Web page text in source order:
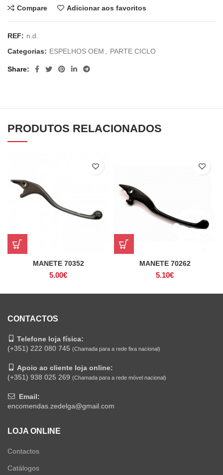
Compare Adicionar aos favoritos
REF: n.d.
Categorias: ESPELHOS OEM PARTE CICLO
Share
PRODUTOS RELACIONADOS
MANETE 70352
5.00€
MANETE 70262
5.10€
CONTACTOS
Telefone loja física:
(+351) 222 080 745 (Chamada para a rede fixa nacional)
Apoio ao cliente loja online:
(+351) 938 025 269 (Chamada para a rede móvel nacional)
Email:
encomendas.zedelga@gmail.com
LOJA ONLINE
Contactos
Catálogos